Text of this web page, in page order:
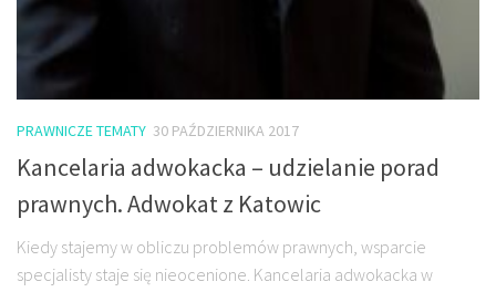
PRAWNICZE TEMATY 30 PAŹDZIERNIKA 2017
Kancelaria adwokacka – udzielanie porad
prawnych. Adwokat z Katowic
Kiedy stajemy w obliczu problemów prawnych, wsparcie
specjalisty staje się nieocenione. Kancelaria adwokacka w